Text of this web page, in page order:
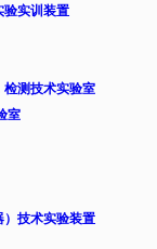
验实训装置
检测技术实验室
室
）技术实验装置